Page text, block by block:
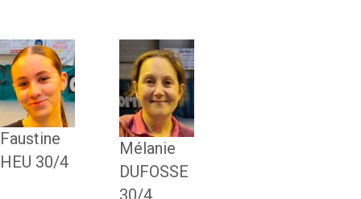
Faustine
HEU 30/4
Mélanie
DUFOSSE
30/4